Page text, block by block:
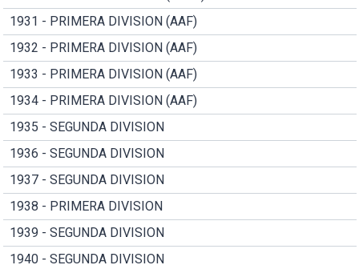
1931 - PRIMERA DIVISION (AAF)
1932 - PRIMERA DIVISION (AAF)
1933 - PRIMERA DIVISION (AAF)
1934 - PRIMERA DIVISION (AAF)
1935 - SEGUNDA DIVISION
1936 - SEGUNDA DIVISION
1937 - SEGUNDA DIVISION
1938 - PRIMERA DIVISION
1939 - SEGUNDA DIVISION
1940 - SEGUNDA DIVISION